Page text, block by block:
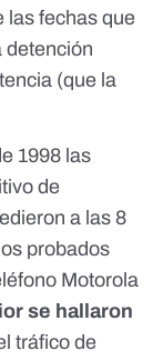
las fechas que
detención
(que la
1998 las
de
a las 8
probados
Motorola
se hallaron
tráfico de